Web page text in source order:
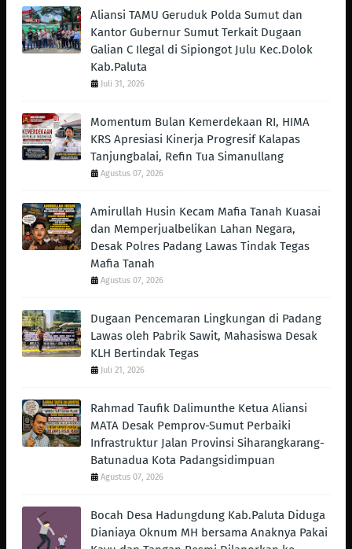
Aliansi TAMU Geruduk Polda Sumut dan
Kantor Gubernur Sumut Terkait Dugaan
Galian C Ilegal di Sipiongot Julu Kec.Dolok
Kab.Paluta
Juli 31, 2026
Momentum Bulan Kemerdekaan RI, HIMA
KRS Apresiasi Kinerja Progresif Kalapas
Tanjungbalai, Refin Tua Simanullang
Agustus 07, 2026
Amirullah Husin Kecam Mafia Tanah Kuasai
dan Memperjualbelikan Lahan Negara,
Desak Polres Padang Lawas Tindak Tegas
Mafia Tanah
Agustus 07, 2026
Dugaan Pencemaran Lingkungan di Padang
Lawas oleh Pabrik Sawit, Mahasiswa Desak
KLH Bertindak Tegas ‎
Juli 21, 2026
Rahmad Taufik Dalimunthe Ketua Aliansi
MATA Desak Pemprov-Sumut Perbaiki
Infrastruktur Jalan Provinsi Siharangkarang-
Batunadua Kota Padangsidimpuan
Agustus 07, 2026
Bocah Desa Hadungdung Kab.Paluta Diduga
Dianiaya Oknum MH bersama Anaknya Pakai